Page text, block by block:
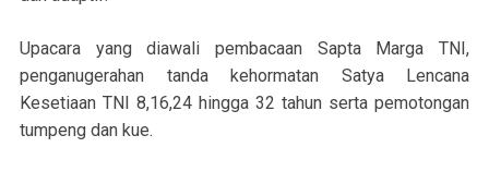
Upacara yang diawali pembacaan Sapta Marga TNI,
penganugerahan tanda kehormatan Satya Lencana
Kesetiaan TNI 8,16,24 hingga 32 tahun serta pemotongan
tumpeng dan kue.